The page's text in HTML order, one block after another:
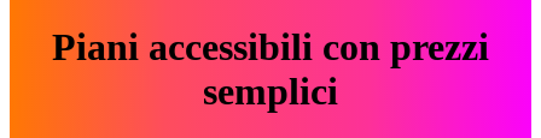
Piani accessibili con prezzi
semplici